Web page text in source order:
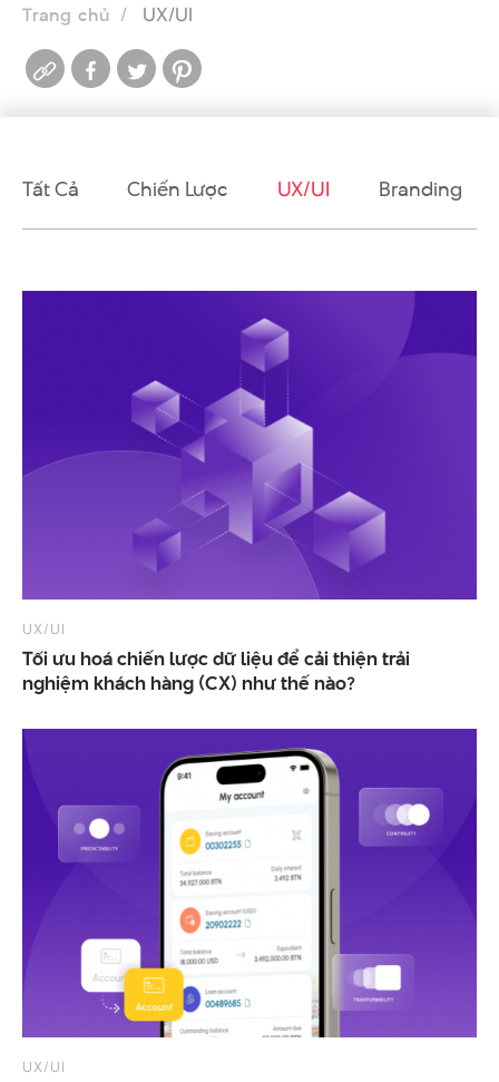
Trang chủ UX/UI
Tất Cả Chiến Lược UX/UI Branding
UX/UI
Tối ưu hoá chiến lược dữ liệu để cải thiện trải
nghiệm khách hàng (CX) như thế nào?
UX/UI